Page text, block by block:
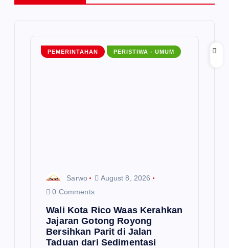
PEMERINTAHAN PERISTIWA - UMUM
Sarwo
August 8, 2026
0 Comments
Wali Kota Rico Waas Kerahkan
Jajaran Gotong Royong
Bersihkan Parit di Jalan
Taduan dari Sedimentasi